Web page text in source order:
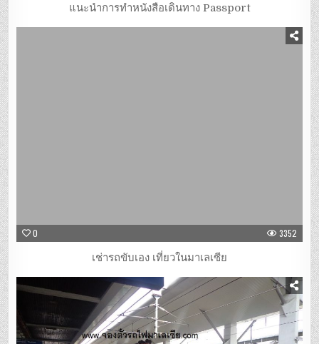
แนะนำการทำหนังสือเดินทาง Passport
0 3352
เช่ารถขับเอง เที่ยวในมาเลเซีย